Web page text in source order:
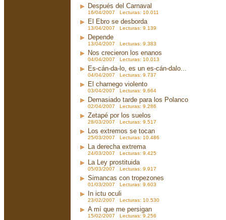
Después del Carnaval
16/04/2007 Lecturas: 10.011
El Ebro se desborda
13/04/2007 Lecturas: 9.139
Depende
13/04/2007 Lecturas: 9.383
Nos crecieron los enanos
04/04/2007 Lecturas: 10.013
Es-cán-da-lo, es un es-cán-dalo...
04/04/2007 Lecturas: 9.737
El charnego violento
03/04/2007 Lecturas: 9.664
Demasiado tarde para los Polanco
02/04/2007 Lecturas: 9.286
Zetapé por los suelos
28/03/2007 Lecturas: 9.517
Los extremos se tocan
25/03/2007 Lecturas: 10.486
La derecha extrema
24/03/2007 Lecturas: 9.425
La Ley prostituida
05/03/2007 Lecturas: 9.917
Simancas con tropezones
01/03/2007 Lecturas: 9.603
In ictu oculi
23/02/2007 Lecturas: 10.530
A mí que me persigan
15/02/2007 Lecturas: 9.256